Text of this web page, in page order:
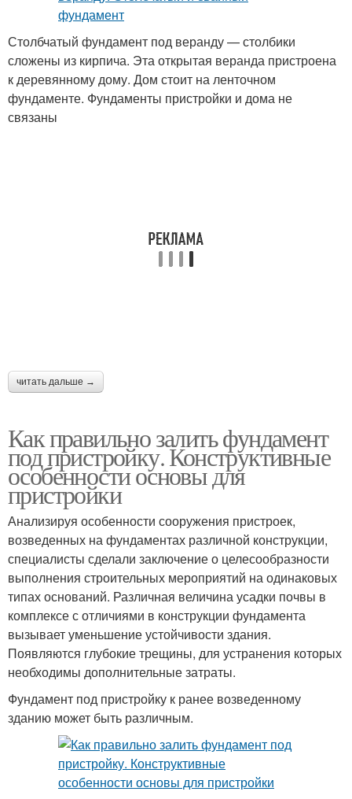
Столбчатый фундамент под веранду — столбики
сложены из кирпича. Эта открытая веранда пристроена
к деревянному дому. Дом стоит на ленточном
фундаменте. Фундаменты пристройки и дома не
связаны
читать дальше →
Как правильно залить фундамент
под пристройку. Конструктивные
особенности основы для
пристройки
Анализируя особенности сооружения пристроек,
возведенных на фундаментах различной конструкции,
специалисты сделали заключение о целесообразности
выполнения строительных мероприятий на одинаковых
типах оснований. Различная величина усадки почвы в
комплексе с отличиями в конструкции фундамента
вызывает уменьшение устойчивости здания.
Появляются глубокие трещины, для устранения которых
необходимы дополнительные затраты.
Фундамент под пристройку к ранее возведенному
зданию может быть различным.